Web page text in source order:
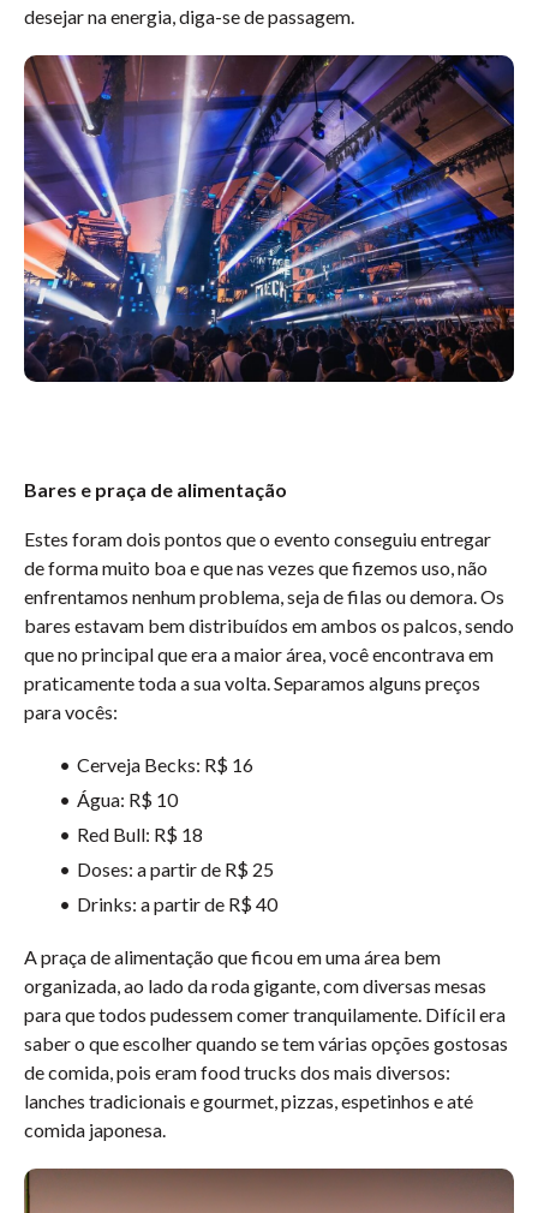
desejar na energia, diga-se de passagem.
Bares e praça de alimentação
Estes foram dois pontos que o evento conseguiu entregar
de forma muito boa e que nas vezes que fizemos uso, não
enfrentamos nenhum problema, seja de filas ou demora. Os
bares estavam bem distribuídos em ambos os palcos, sendo
que no principal que era a maior área, você encontrava em
praticamente toda a sua volta. Separamos alguns preços
para vocês:
Cerveja Becks: R$ 16
Água: R$ 10
Red Bull: R$ 18
Doses: a partir de R$ 25
Drinks: a partir de R$ 40
A praça de alimentação que ficou em uma área bem
organizada, ao lado da roda gigante, com diversas mesas
para que todos pudessem comer tranquilamente. Difícil era
saber o que escolher quando se tem várias opções gostosas
de comida, pois eram food trucks dos mais diversos:
lanches tradicionais e gourmet, pizzas, espetinhos e até
comida japonesa.